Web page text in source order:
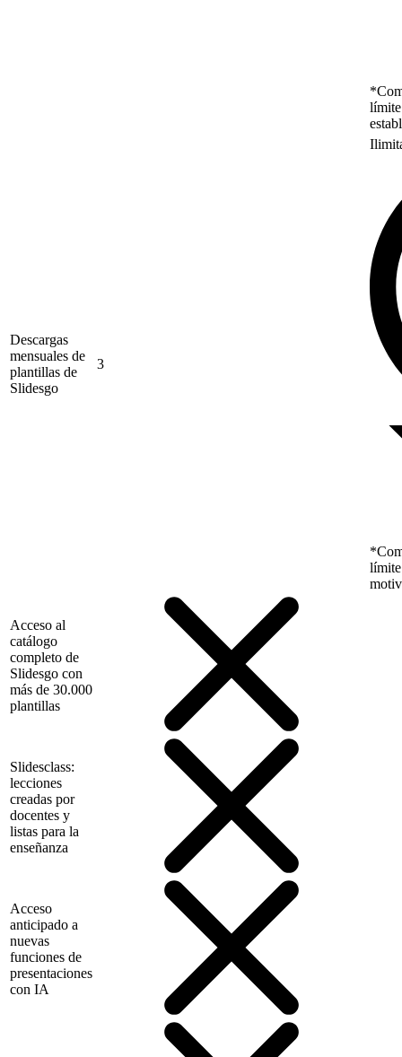
Descargas
mensuales de
plantillas de
Slidesgo
3
límite
Acceso al
catálogo
completo de
Slidesgo con
más de 30.000
plantillas
Slidesclass:
lecciones
creadas por
docentes y
listas para la
enseñanza
Acceso
anticipado a
nuevas
funciones de
presentaciones
con IA